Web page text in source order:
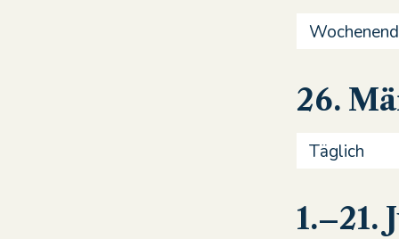
26.
Täglich
1.–21.